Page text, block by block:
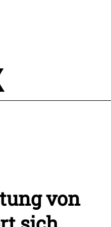
von